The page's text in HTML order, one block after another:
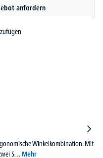
anfordern
Winkelkombination. Mit
S… Mehr